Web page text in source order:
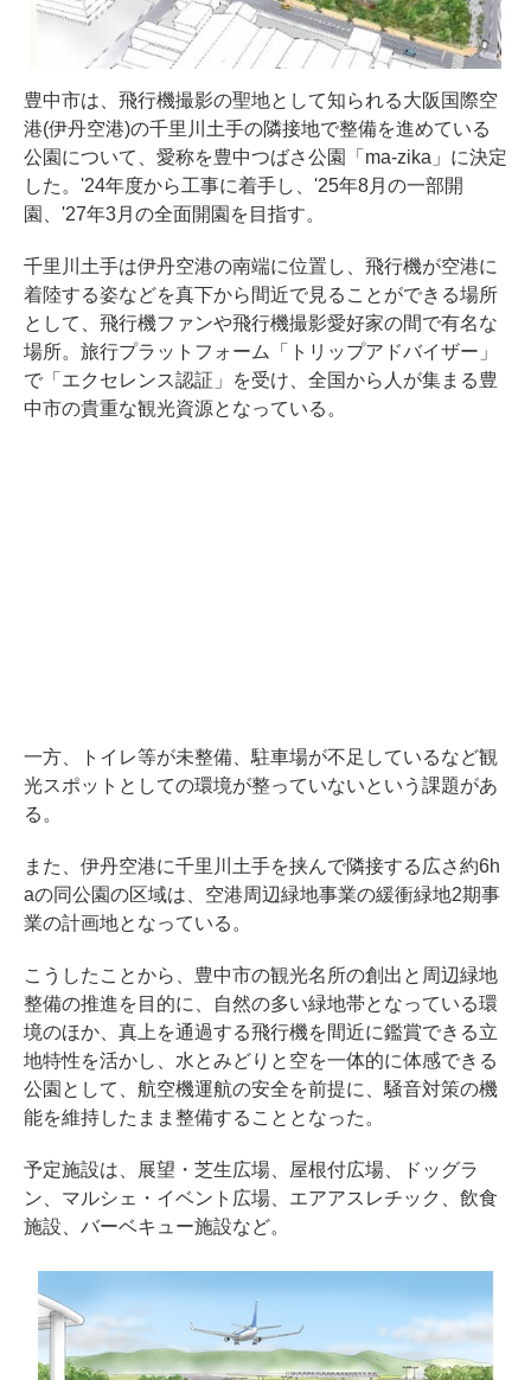
豊中市は、飛行機撮影の聖地として知られる大阪国際空
港(伊丹空港)の千里川土手の隣接地で整備を進めている
公園について、愛称を豊中つばさ公園「ma-zika」に決定
した。'24年度から工事に着手し、'25年8月の一部開
園、'27年3月の全面開園を目指す。
千里川土手は伊丹空港の南端に位置し、飛行機が空港に
着陸する姿などを真下から間近で見ることができる場所
として、飛行機ファンや飛行機撮影愛好家の間で有名な
場所。旅行プラットフォーム「トリップアドバイザー」
で「エクセレンス認証」を受け、全国から人が集まる豊
中市の貴重な観光資源となっている。
一方、トイレ等が未整備、駐車場が不足しているなど観
光スポットとしての環境が整っていないという課題があ
る。
また、伊丹空港に千里川土手を挟んで隣接する広さ約6h
aの同公園の区域は、空港周辺緑地事業の緩衝緑地2期事
業の計画地となっている。
こうしたことから、豊中市の観光名所の創出と周辺緑地
整備の推進を目的に、自然の多い緑地帯となっている環
境のほか、真上を通過する飛行機を間近に鑑賞できる立
地特性を活かし、水とみどりと空を一体的に体感できる
公園として、航空機運航の安全を前提に、騒音対策の機
能を維持したまま整備することとなった。
予定施設は、展望・芝生広場、屋根付広場、ドッグラ
ン、マルシェ・イベント広場、エアアスレチック、飲食
施設、バーベキュー施設など。